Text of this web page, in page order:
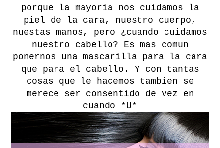
porque la mayoria nos cuidamos la
piel de la cara, nuestro cuerpo,
nuestas manos, pero ¿cuando cuidamos
nuestro cabello? Es mas comun
ponernos una mascarilla para la cara
que para el cabello. Y con tantas
cosas que le hacemos tambien se
merece ser consentido de vez en
cuando *U*